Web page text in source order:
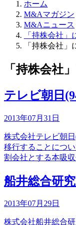
ホーム
M&Aマガジン
M&Aニュース
「持株会社
「持株会社
「持株会社
テレビ朝日
2013年07月31日
株式会社テレビ朝
移行することにつ
割会社とする本吸
船井総合研
2013年07月29日
株式会社船井総合